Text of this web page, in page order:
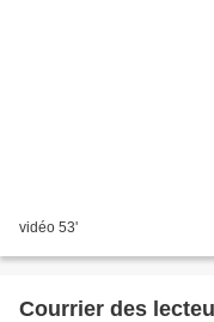
vidéo 53'
Courrier des